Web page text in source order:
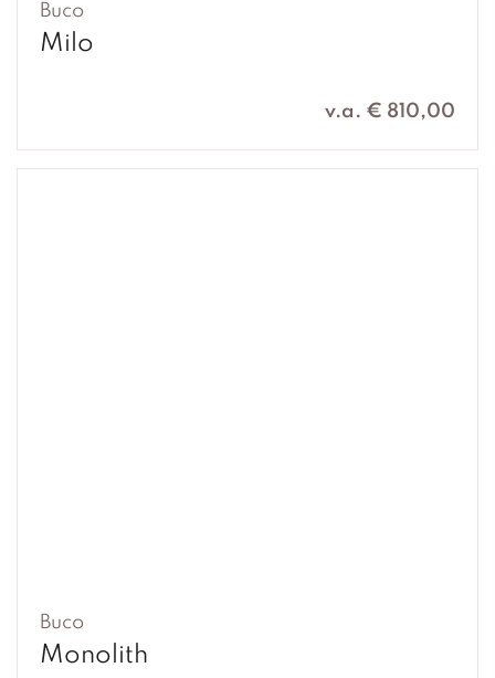
Buco
Milo
v.a. € 810,00
Buco
Monolith